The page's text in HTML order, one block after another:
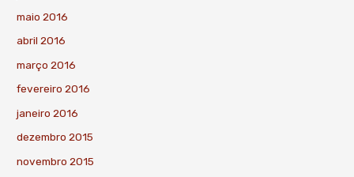
maio 2016
abril 2016
março 2016
fevereiro 2016
janeiro 2016
dezembro 2015
novembro 2015